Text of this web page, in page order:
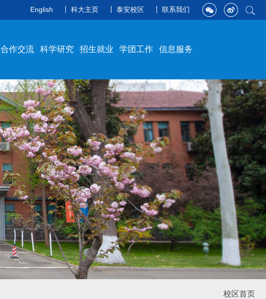
English 科大主页 泰安校区 联系我们
合作交流 科学研究 招生就业 学团工作 信息服务
校区首页